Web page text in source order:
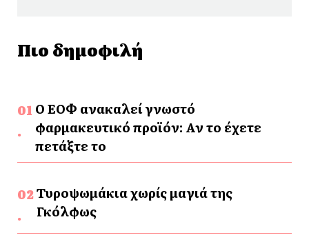
Πιο δημοφιλή
Ο ΕΟΦ ανακαλεί γνωστό
φαρμακευτικό προϊόν: Αν το έχετε
πετάξτε το
Τυροψωμάκια χωρίς μαγιά της
Γκόλφως